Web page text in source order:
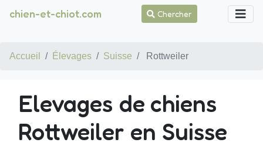
chien-et-chiot.com Chercher
Accueil Élevages Suisse Rottweiler
Elevages de chiens
Rottweiler en Suisse